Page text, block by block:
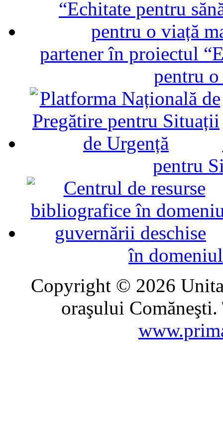
partener în proiectul
pentru
pentru
în
Copyright © 2026
oraşului